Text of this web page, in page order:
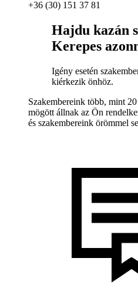
+36 (30) 151 37 81
Hajdu kazán
Kerepes
Igény esetén
kiérkezik önhöz.
Szakembereink több, mint
mögött állnak az Ön
és szakembereink örömmel